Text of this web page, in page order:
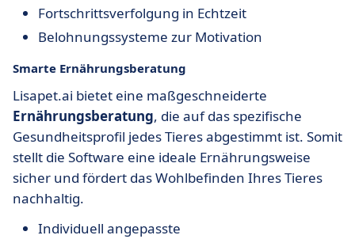
Fortschrittsverfolgung in Echtzeit
Belohnungssysteme zur Motivation
Smarte Ernährungsberatung
Lisapet.ai bietet eine maßgeschneiderte
Ernährungsberatung, die auf das spezifische
Gesundheitsprofil jedes Tieres abgestimmt ist. Somit
stellt die Software eine ideale Ernährungsweise
sicher und fördert das Wohlbefinden Ihres Tieres
nachhaltig.
Individuell angepasste